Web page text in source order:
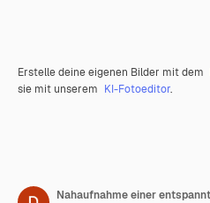
Erstelle deine eigenen Bilder mit dem
sie mit unserem KI-Fotoeditor.